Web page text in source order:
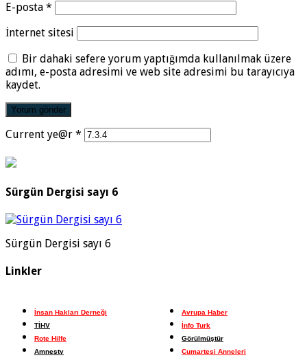
E-posta *
İnternet sitesi
Bir dahaki sefere yorum yaptığımda kullanılmak üzere
adımı, e-posta adresimi ve web site adresimi bu tarayıcıya
kaydet.
Current ye@r *
Sürgün Dergisi sayı 6
Sürgün Dergisi sayı 6
Linkler
İnsan Hakları Derneği
TİHV
Rote Hilfe
Amnesty
Avrupa Haber
İnfo Turk
Görülmüştür
Cumartesi Anneleri